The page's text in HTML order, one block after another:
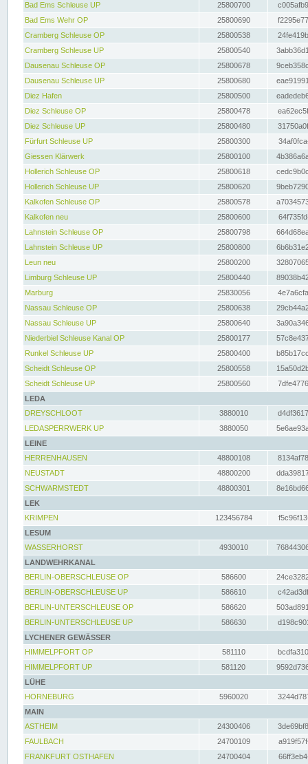
Bad Ems Schleuse UP
25800700
Bad Ems Wehr OP
25800690
Cramberg Schleuse OP
25800538
Cramberg Schleuse UP
25800540
Dausenau Schleuse OP
25800678
Dausenau Schleuse UP
25800680
Diez Hafen
25800500
Diez Schleuse OP
25800478
Diez Schleuse UP
25800480
Fürfurt Schleuse UP
25800300
Giessen Klärwerk
25800100
Hollerich Schleuse OP
25800618
Hollerich Schleuse UP
25800620
Kalkofen Schleuse OP
25800578
Kalkofen neu
25800600
Lahnstein Schleuse OP
25800798
Lahnstein Schleuse UP
25800800
Leun neu
25800200
Limburg Schleuse UP
25800440
Marburg
25830056
Nassau Schleuse OP
25800638
Nassau Schleuse UP
25800640
Niederbiel Schleuse Kanal OP
25800177
Runkel Schleuse UP
25800400
Scheidt Schleuse OP
25800558
Scheidt Schleuse UP
25800560
LEDA
DREYSCHLOOT
3880010
LEDASPERRWERK UP
3880050
LEINE
HERRENHAUSEN
48800108
NEUSTADT
48800200
SCHWARMSTEDT
48800301
LEK
KRIMPEN
123456784
LESUM
WASSERHORST
4930010
LANDWEHRKANAL
BERLIN-OBERSCHLEUSE OP
586600
BERLIN-OBERSCHLEUSE UP
586610
BERLIN-UNTERSCHLEUSE OP
586620
BERLIN-UNTERSCHLEUSE UP
586630
LYCHENER GEWÄSSER
HIMMELPFORT OP
581110
HIMMELPFORT UP
581120
LÜHE
HORNEBURG
5960020
MAIN
ASTHEIM
24300406
FAULBACH
24700109
FRANKFURT OSTHAFEN
24700404